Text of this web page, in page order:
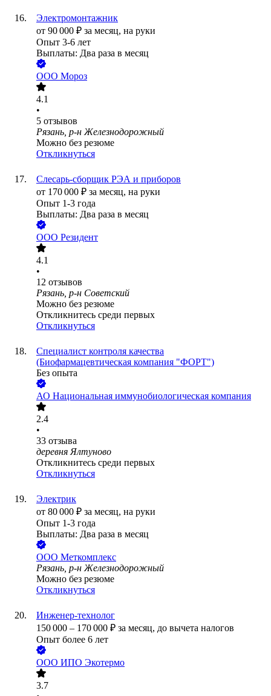
Электромонтажник
от 90 000 ₽ за месяц, на руки
Опыт 3-6 лет
Выплаты: Два раза в месяц
ООО Мороз
4.1
•
5 отзывов
Рязань, р-н Железнодорожный
Можно без резюме
Откликнуться
Слесарь-сборщик РЭА и приборов
от 170 000 ₽ за месяц, на руки
Опыт 1-3 года
Выплаты: Два раза в месяц
ООО Резидент
4.1
•
12 отзывов
Рязань, р-н Советский
Можно без резюме
Откликнитесь среди первых
Откликнуться
Специалист контроля качества
(Биофармацевтическая компания "ФОРТ")
Без опыта
АО Национальная иммунобиологическая компания
2.4
•
33 отзыва
деревня Ялтуново
Откликнитесь среди первых
Откликнуться
Электрик
от 80 000 ₽ за месяц, на руки
Опыт 1-3 года
Выплаты: Два раза в месяц
ООО Меткомплекс
Рязань, р-н Железнодорожный
Можно без резюме
Откликнуться
Инженер-технолог
150 000 – 170 000 ₽ за месяц, до вычета налогов
Опыт более 6 лет
ООО ИПО Экотермо
3.7